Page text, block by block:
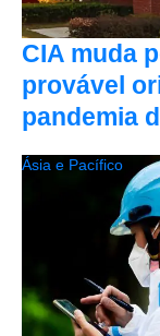
CIA muda
provável
pandemia
Ásia e Pacífico